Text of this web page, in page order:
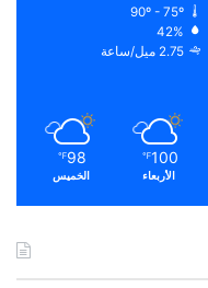
90º - 75º
42%
2.75 ميل/ساعة
100
℉
الأربعاء
98
℉
الخميس